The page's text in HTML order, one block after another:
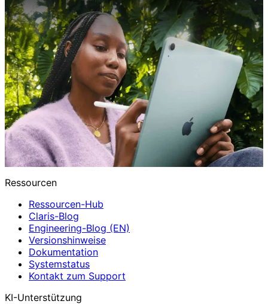
Ressourcen
Ressourcen-Hub
Claris-Blog
Engineering-Blog (EN)
Versionshinweise
Dokumentation
Systemstatus
Kontakt zum Support
KI-Unterstützung